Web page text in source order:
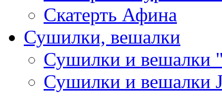
Скатерть Афина
Сушилки, вешалки
Сушилки и вешалки
Сушилки и вешалки